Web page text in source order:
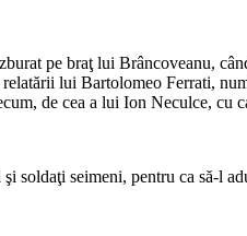
pe braţ lui Brâncoveanu,
lui Bartolomeo Ferrati,
de cea a lui Ion Neculce, cu
seimeni, pentru ca să-l